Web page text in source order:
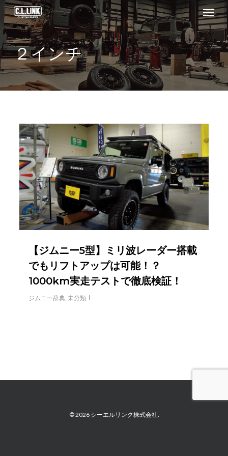
Skip
to
main
content
Menu
２インチ
【ジムニー5型】ミリ波レーダー搭載
でもリフトアップは可能！？
1000km実走テストで徹底検証！
ジムニー辞典,未分類
© 2026 シーエルリンク株式会社.